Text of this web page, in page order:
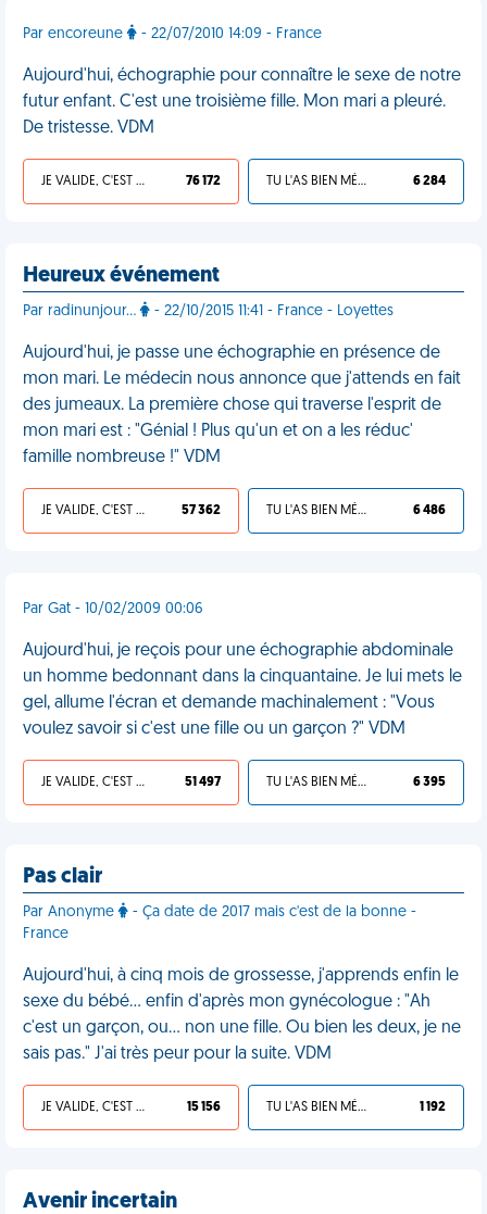
Par encoreune - 22/07/2010 14:09 - France
Aujourd'hui, échographie pour connaître le sexe de notre
futur enfant. C'est une troisième fille. Mon mari a pleuré.
De tristesse. VDM
JE VALIDE, C'EST UNE VDM 76 172 TU L'AS BIEN MÉRITÉ 6 284
Heureux événement
Par radinunjour... - 22/10/2015 11:41 - France - Loyettes
Aujourd'hui, je passe une échographie en présence de
mon mari. Le médecin nous annonce que j'attends en fait
des jumeaux. La première chose qui traverse l'esprit de
mon mari est : "Génial ! Plus qu'un et on a les réduc'
famille nombreuse !" VDM
JE VALIDE, C'EST UNE VDM 57 362 TU L'AS BIEN MÉRITÉ 6 486
Par Gat - 10/02/2009 00:06
Aujourd'hui, je reçois pour une échographie abdominale
un homme bedonnant dans la cinquantaine. Je lui mets le
gel, allume l'écran et demande machinalement : "Vous
voulez savoir si c'est une fille ou un garçon ?" VDM
JE VALIDE, C'EST UNE VDM 51 497 TU L'AS BIEN MÉRITÉ 6 395
Pas clair
Par Anonyme
- Ça date de 2017 mais c'est de la bonne -
France
Aujourd'hui, à cinq mois de grossesse, j'apprends enfin le
sexe du bébé… enfin d'après mon gynécologue : "Ah
c'est un garçon, ou… non une fille. Ou bien les deux, je ne
sais pas." J'ai très peur pour la suite. VDM
JE VALIDE, C'EST UNE VDM 15 156 TU L'AS BIEN MÉRITÉ 1 192
Avenir incertain